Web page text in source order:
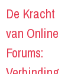
De Kracht
van Online
Forums: